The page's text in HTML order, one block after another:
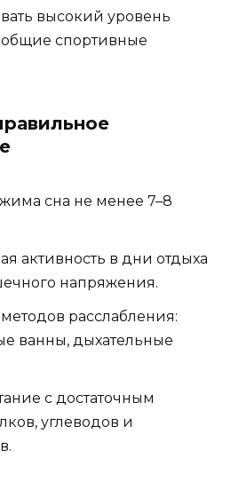
высокий уровень
спортивные
сна не менее 7–8
активность в дни отдыха
напряжения.
расслабления:
ванны, дыхательные
с достаточным
углеводов и